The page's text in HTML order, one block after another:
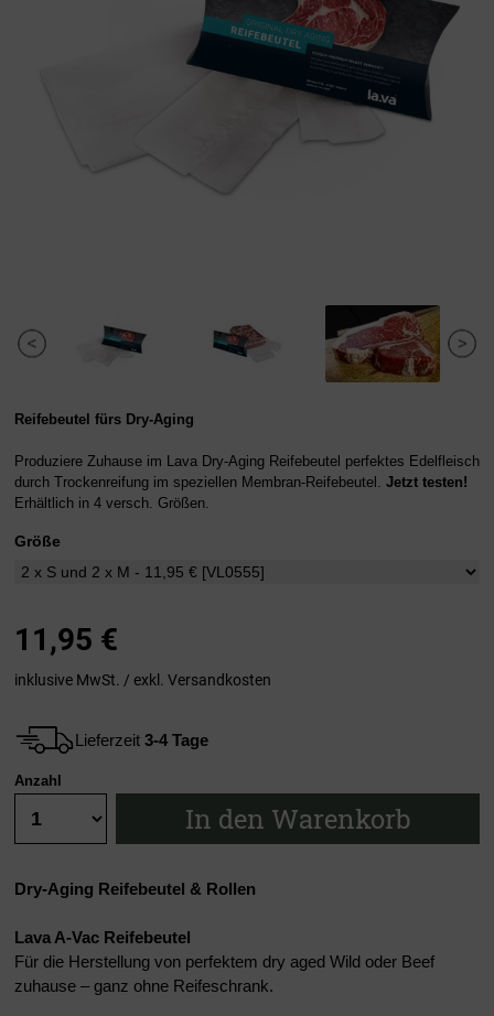
Reifebeutel fürs Dry-Aging
Produziere Zuhause im Lava Dry-Aging Reifebeutel perfektes Edelfleisch
durch Trockenreifung im speziellen Membran-Reifebeutel. Jetzt testen!
Erhältlich in 4 versch. Größen.
Größe
11,95 €
inklusive MwSt. / exkl. Versandkosten
Lieferzeit 3-4 Tage
Anzahl
In den Warenkorb
Dry-Aging Reifebeutel & Rollen
Lava A-Vac Reifebeutel
Für die Herstellung von perfektem dry aged Wild oder Beef
zuhause – ganz ohne Reifeschrank.